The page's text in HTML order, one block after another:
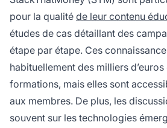
pour la qualité de leur contenu
études de cas détaillant des
étape par étape. Ces
habituellement des milliers
formations, mais elles sont
aux membres. De plus, les
souvent sur les technologies